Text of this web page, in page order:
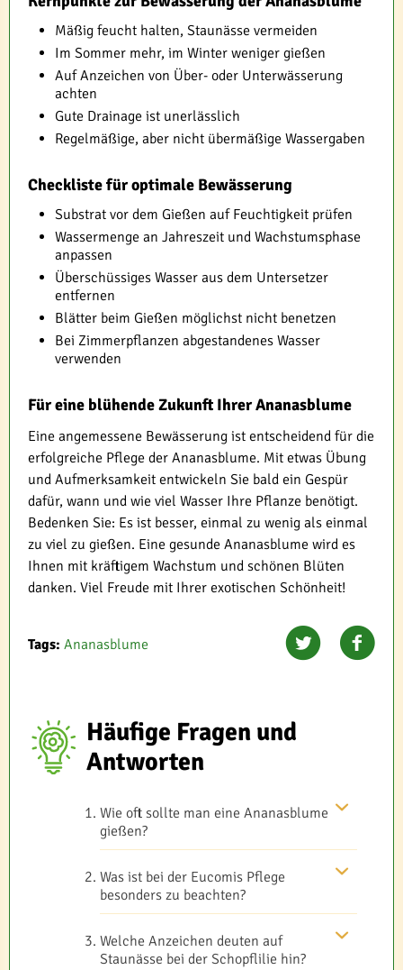
Mäßig feucht halten, Staunässe vermeiden
Im Sommer mehr, im Winter weniger gießen
Auf Anzeichen von Über- oder Unterwässerung
achten
Gute Drainage ist unerlässlich
Regelmäßige, aber nicht übermäßige Wassergaben
Checkliste für optimale Bewässerung
Substrat vor dem Gießen auf Feuchtigkeit prüfen
Wassermenge an Jahreszeit und Wachstumsphase
anpassen
Überschüssiges Wasser aus dem Untersetzer
entfernen
Blätter beim Gießen möglichst nicht benetzen
Bei Zimmerpflanzen abgestandenes Wasser
verwenden
Für eine blühende Zukunft Ihrer Ananasblume
Eine angemessene Bewässerung ist entscheidend für die
erfolgreiche Pflege der Ananasblume. Mit etwas Übung
und Aufmerksamkeit entwickeln Sie bald ein Gespür
dafür, wann und wie viel Wasser Ihre Pflanze benötigt.
Bedenken Sie: Es ist besser, einmal zu wenig als einmal
zu viel zu gießen. Eine gesunde Ananasblume wird es
Ihnen mit kräftigem Wachstum und schönen Blüten
danken. Viel Freude mit Ihrer exotischen Schönheit!
Tags: Ananasblume
Häufige Fragen und
Antworten
Wie oft sollte man eine Ananasblume
gießen?
Was ist bei der Eucomis Pflege
besonders zu beachten?
Welche Anzeichen deuten auf
Staunässe bei der Schopflilie hin?